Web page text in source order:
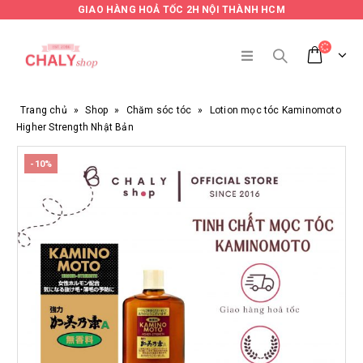
GIAO HÀNG HOẢ TỐC 2H NỘI THÀNH HCM
Trang chủ » Shop » Chăm sóc tóc »
Lotion mọc tóc Kaminomoto
Higher Strength Nhật Bản
-10%